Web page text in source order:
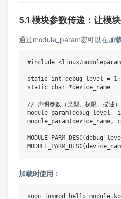
5.1 模块参数传递：让模
通过module_param宏可以在加
#include <linux/
static int debug_level = 1;
static char *device_name =
// 声明参数（类型、权限、描述）
module_param(debug_level,
module_param(device_name,
加载时使用：​
sudo insmod